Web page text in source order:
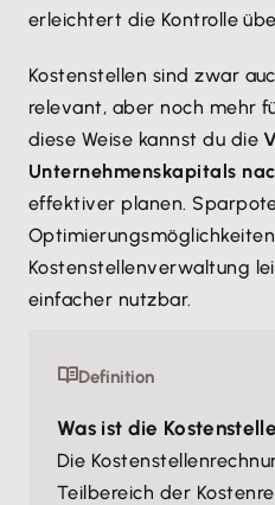
erleichtert die Kontrolle
Kostenstellen sind zwar
relevant, aber noch mehr
diese Weise kannst du die
Unternehmenskapitals
effektiver planen.
Kostenstellenverwaltung
einfacher nutzbar.
Definition
Was ist die
Die
Teilbereich der